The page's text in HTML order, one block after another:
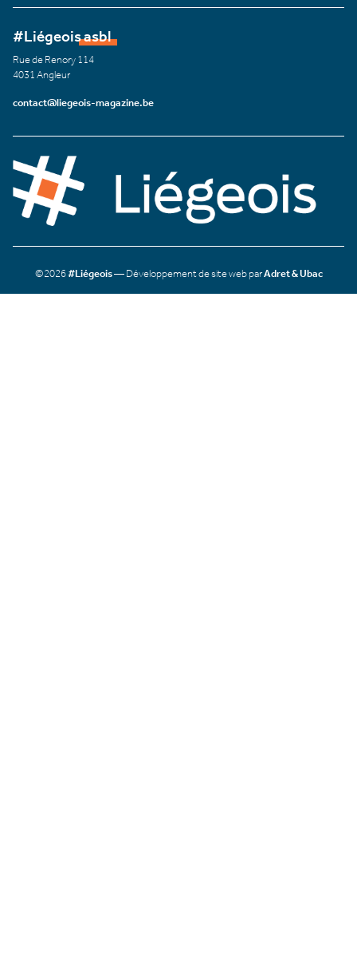
#Liégeois asbl
Rue de Renory 114
4031 Angleur
contact@liegeois-magazine.be
©2026#Liégeois— Développement de site web parAdret & Ubac